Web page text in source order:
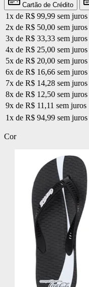
Cartão de Crédito
1x de R$ 99,99 sem juros
2x de R$ 50,00 sem juros
3x de R$ 33,33 sem juros
4x de R$ 25,00 sem juros
5x de R$ 20,00 sem juros
6x de R$ 16,66 sem juros
7x de R$ 14,28 sem juros
8x de R$ 12,50 sem juros
9x de R$ 11,11 sem juros
1x de R$ 94,99 sem juros
Cor